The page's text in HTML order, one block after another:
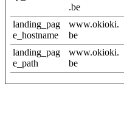
.be
landing_pag
e_hostname
www.okioki.
be
landing_pag
e_path
www.okioki.
be